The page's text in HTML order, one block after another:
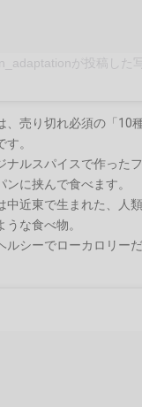
が投稿した写
、売り切れ必須の「10
。
ナルスパイスで作った
に挟んで食べます。
中近東で生まれた、人
うな食べ物。
ルシーでローカロリー